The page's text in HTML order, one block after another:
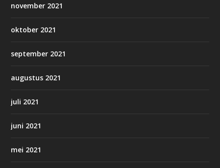
november 2021
oktober 2021
september 2021
augustus 2021
juli 2021
juni 2021
mei 2021